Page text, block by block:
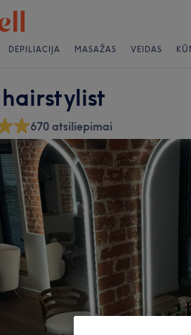
DEPILIACIJA MASAŽAS VEIDAS
670 atsiliepimai